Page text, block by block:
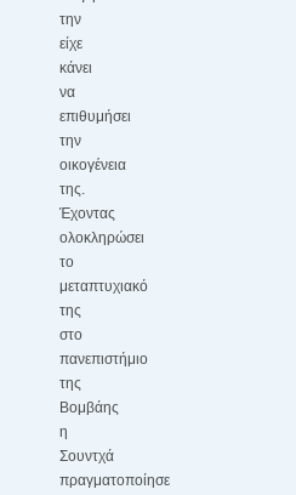
την
είχε
κάνει
να
επιθυμήσει
την
οικογένεια
της.
Έχοντας
ολοκληρώσει
το
μεταπτυχιακό
της
στο
πανεπιστήμιο
της
Βομβάης
η
Σουντχά
πραγματοποίησε